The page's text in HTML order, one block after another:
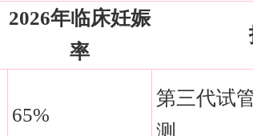
2026年临床妊娠
率
65%
第三代试